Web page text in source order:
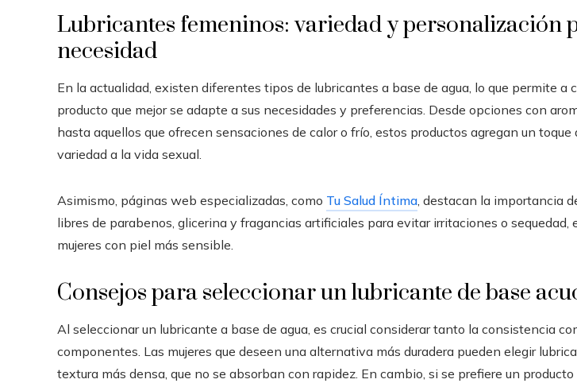
Lubricantes femeninos: variedad y personalización
necesidad
En la actualidad, existen diferentes tipos de lubricantes a base de agua, lo que permite a
producto que mejor se adapte a sus necesidades y preferencias. Desde opciones con
hasta aquellos que ofrecen sensaciones de calor o frío, estos productos agregan un toque
variedad a la vida sexual.
Asimismo, páginas web especializadas, como Tu Salud Íntima, destacan la importancia
libres de parabenos, glicerina y fragancias artificiales para evitar irritaciones o sequedad,
mujeres con piel más sensible.
Consejos para seleccionar un lubricante de base
Al seleccionar un lubricante a base de agua, es crucial considerar tanto la consistencia
componentes. Las mujeres que deseen una alternativa más duradera pueden elegir
textura más densa, que no se absorban con rapidez. En cambio, si se prefiere un